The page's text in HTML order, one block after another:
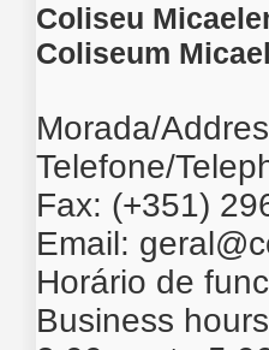
Coliseu
Coliseum
Morada/
Telefone/
Fax: (+351)
Email:
Horário de
Business